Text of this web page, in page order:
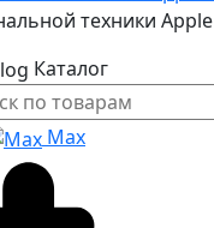
техники Apple
Каталог
Max